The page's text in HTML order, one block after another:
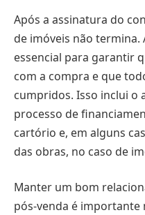
Após a assinatura do
de imóveis não termina.
essencial para garantir
com a compra e que
cumpridos. Isso inclui o
processo de
cartório e, em alguns
das obras, no caso de
Manter um bom
pós-venda é importante